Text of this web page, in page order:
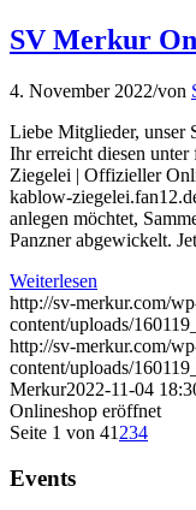
SV Merkur
4. November 2022/von
Liebe Mitglieder, unser
Ihr erreicht diesen
Ziegelei | Offizieller
kablow-
anlegen möchtet,
Panzner abgewickelt.
Weiterlesen
http://sv-merkur.com/
content/uploads/
http://sv-merkur.com/
content/uploads/
Merkur2022-11-04
Onlineshop eröffnet
Seite 1 von 41 234
Events